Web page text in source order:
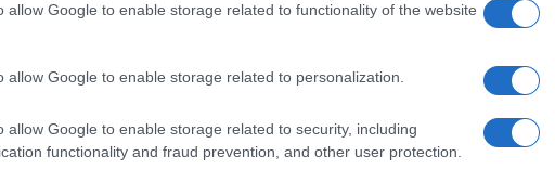
allow Google to enable storage related to functionality of the website
allow Google to enable storage related to personalization.
allow Google to enable storage related to security, including
functionality and fraud prevention, and other user protection.